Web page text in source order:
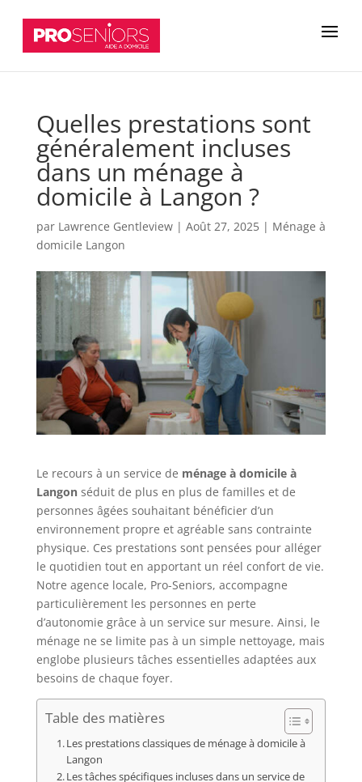
Quelles prestations sont
généralement incluses
dans un ménage à
domicile à Langon ?
par Lawrence Gentleview| Août 27, 2025| Ménage à
domicile Langon
Le recours à un service de ménage à domicile à
Langonséduit de plus en plus de familles et de
personnes âgées souhaitant bénéficier d’un
environnement propre et agréable sans contrainte
physique. Ces prestations sont pensées pour alléger
le quotidien tout en apportant un réel confort de vie.
Notre agence locale, Pro-Seniors, accompagne
particulièrement les personnes en perte
d’autonomie grâce à un service sur mesure. Ainsi, le
ménage ne se limite pas à un simple nettoyage, mais
englobe plusieurs tâches essentielles adaptées aux
besoins de chaque foyer.
Table des matières
Les prestations classiques de ménage à domicile à
Langon
Les tâches spécifiques incluses dans un service de